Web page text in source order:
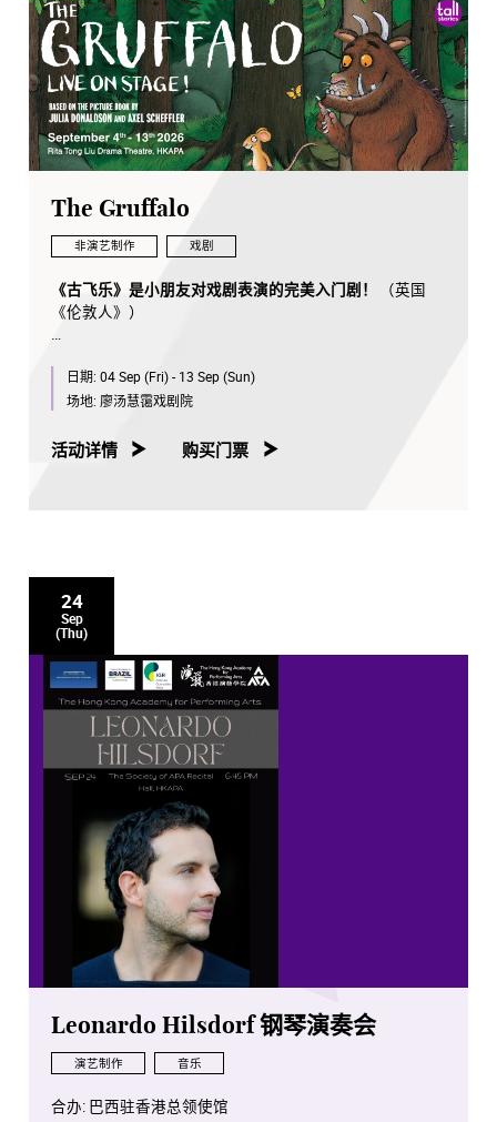
票务最新消息请继续Follow：
「林日曦Lam1Hey」Facebook
「Lam1Hey」Instagram
「Lam1Hey.show」 Instagram
或上 Lam1Hey.com
主题曲《Say惨》
现已上载至各大音乐平台呀~~~笃撑！
唱：Lam1Hey
曲：林日曦
词：林日曦
编：黄艾伦、翁玮盈
监：黄艾伦、翁玮盈
The Gruffalo
非演艺制作 戏剧
《古飞乐》是小朋友对戏剧表演的完美入门剧！
（英国
《伦敦人》）
图书《古飞乐》，现由英国 Tall Stories 改编为音乐剧，带
领观众进入老鼠阿斗的世界，一起置身黑森林之中，参与
已经巡回英国及世界各地的《古飞乐》，是充满歌曲、欢
笑、惊吓而趣味的音乐剧，适合三岁或以上的小朋友，以
及他们身边的大朋友！
适合 3 岁或以上儿童及成人观看
演出时间：约 60 分钟(不设中场休息)
本次表演不设最低年龄限制。 所有观众须凭门票入场。
如有任何查询，请电(2547 7150)或电邮
(Kamun.Yau@aba-productions.com)联络邱小姐。
请注意: 所有门票出票后，一律不设更换或退款。
日期: 04 Sep (Fri) - 13 Sep (Sun)
场地: 廖汤慧霭戏剧院
活动详情 购买门票
24
Sep
(Thu)
Leonardo Hilsdorf 钢琴演奏会
演艺制作 音乐
合办: 巴西驻香港总领使馆